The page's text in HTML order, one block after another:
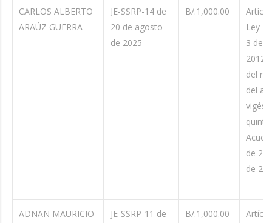
CARLOS ALBERTO
ARAÚZ GUERRA
JE-SSRP-14 de
20 de agosto
de 2025
B/.1,000.00
Ley
3 de
2012.
del
del
de 24
de
ADNAN MAURICIO
JE-SSRP-11 de
B/.1,000.00